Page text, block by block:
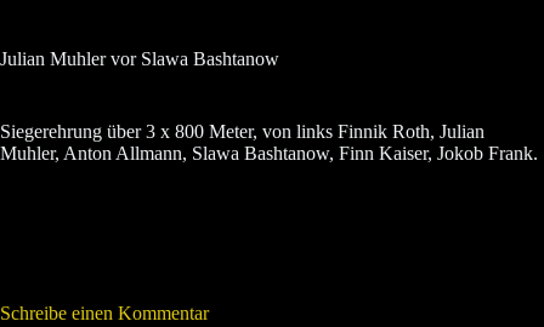
Julian Muhler vor Slawa Bashtanow
Siegerehrung über 3 x 800 Meter, von links Finnik Roth, Julian
Muhler, Anton Allmann, Slawa Bashtanow, Finn Kaiser, Jokob Frank.
Schreibe einen Kommentar